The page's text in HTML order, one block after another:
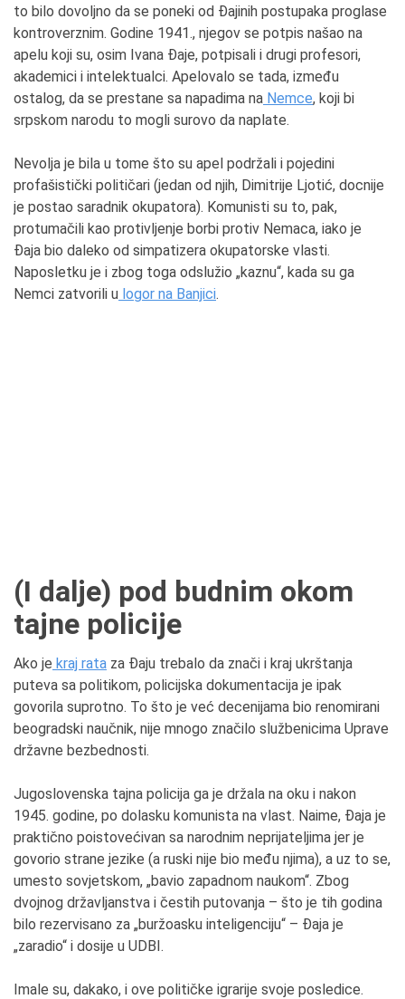
to bilo dovoljno da se poneki od Đajinih postupaka proglase
kontroverznim. Godine 1941., njegov se potpis našao na
apelu koji su, osim Ivana Đaje, potpisali i drugi profesori,
akademici i intelektualci. Apelovalo se tada, između
ostalog, da se prestane sa napadima na Nemce, koji bi
srpskom narodu to mogli surovo da naplate.
Nevolja je bila u tome što su apel podržali i pojedini
profašistički političari (jedan od njih, Dimitrije Ljotić, docnije
je postao saradnik okupatora). Komunisti su to, pak,
protumačili kao protivljenje borbi protiv Nemaca, iako je
Đaja bio daleko od simpatizera okupatorske vlasti.
Naposletku je i zbog toga odslužio „kaznu“, kada su ga
Nemci zatvorili u logor na Banjici.
(I dalje) pod budnim okom
tajne policije
Ako je kraj rata za Đaju trebalo da znači i kraj ukrštanja
puteva sa politikom, policijska dokumentacija je ipak
govorila suprotno. To što je već decenijama bio renomirani
beogradski naučnik, nije mnogo značilo službenicima Uprave
državne bezbednosti.
Jugoslovenska tajna policija ga je držala na oku i nakon
1945. godine, po dolasku komunista na vlast. Naime, Đaja je
praktično poistovećivan sa narodnim neprijateljima jer je
govorio strane jezike (a ruski nije bio među njima), a uz to se,
umesto sovjetskom, „bavio zapadnom naukom“. Zbog
dvojnog državljanstva i čestih putovanja – što je tih godina
bilo rezervisano za „buržoasku inteligenciju“ – Đaja je
„zaradio“ i dosije u UDBI.
Imale su, dakako, i ove političke igrarije svoje posledice.